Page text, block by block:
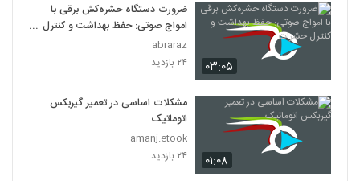
۰۳:۰۵
ضرورت دستگاه حشره‌کش برقی با
امواج صوتی: حفظ بهداشت و کنترل
حشرات
abraraz
۲۴ بازدید
۰۱:۰۸
مشکلات اساسی در تعمیر گیربکس
اتوماتیک
amanj.etook
۲۴ بازدید